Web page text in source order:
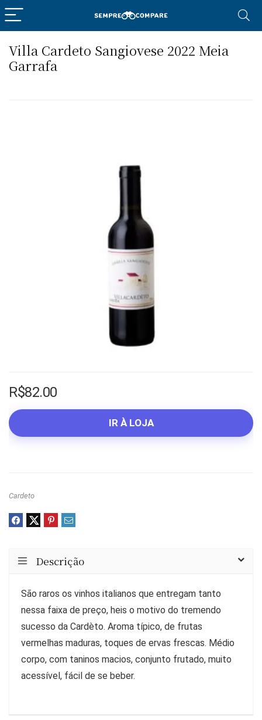
Villa Cardeto Sangiovese 2022 Meia
Garrafa
R$82.00
IR À LOJA
Cardeto
Descrição
São raros os vinhos italianos que entregam tanto
nessa faixa de preço, heis o motivo do tremendo
sucesso da Cardèto. Aroma típico, de frutas
vermelhas maduras, toques de ervas frescas. Médio
corpo, com taninos macios, conjunto frutado, muito
acessível, fácil de se beber.